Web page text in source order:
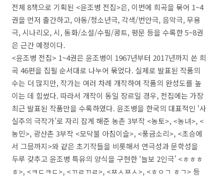
전체 8책으로 기획된 <윤조병 전집>은, 이번에 희곡을 묶어 1~4
권을 먼저 출간하고, 아동/청소년극, 각색/번안극,음악극,무용
극,시나리오,시,동화/소설/수필/콩트, 평문 등을 수록한5~8권
은 근간 예정이다.
<윤조병 전집> 1~4권은 윤조병이 1967년부터 2017년까지 쓴 희
곡 46편을 집필 순서대로 나누어 묶었다. 실제로 발표된 작품의
수는 더 많지만,작가는 여러 차례 개작하여 작품의 완성도를 높
이는 데 힘썼다. 따라서 개작이 동일 장르일 경우, 전집에는 가장
최근 발표된 작품만을 수록하였다. 윤조병을 한국의 대표적인 ‘사
실주의 극작가’로 자리 잡게 해준 농촌 3부작 <농토>, <농녀>, <
농민>, 광산촌 3부작 <모닥불 아침이슬>, <풍금소리>, <초승에
서 그믐까지>와 같은 초기작들을 비롯해서 연극성과 문학성을
두루 갖추고 윤조병 특유의 양식을 구현한 ‘늘보 2인극’ <ㅎㅎㅎ
ㅎ>, <ㅋㄷㅋㄷ>, <ㄲㄹㄲㄹ>, <ㅉㅅㅉㅅ>, <ㅎㅇㄱ ㅎㄱ> 등